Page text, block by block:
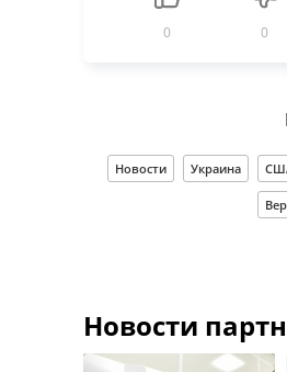
0 0
Новости Украина
Новости